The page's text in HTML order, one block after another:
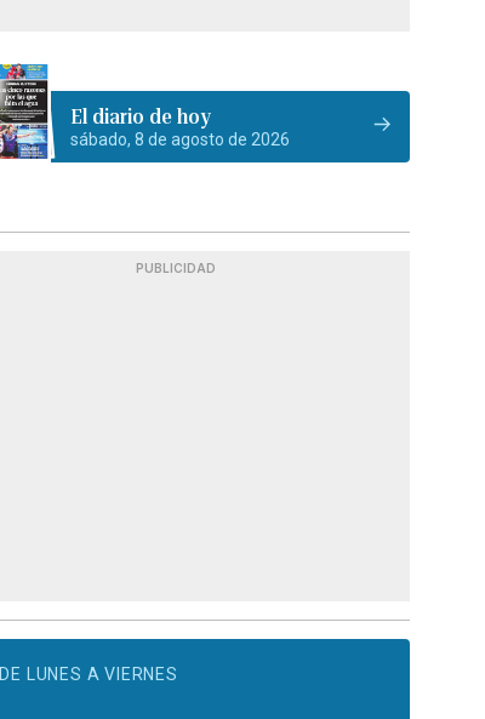
El diario de hoy
sábado, 8 de agosto de 2026
PUBLICIDAD
DE LUNES A VIERNES